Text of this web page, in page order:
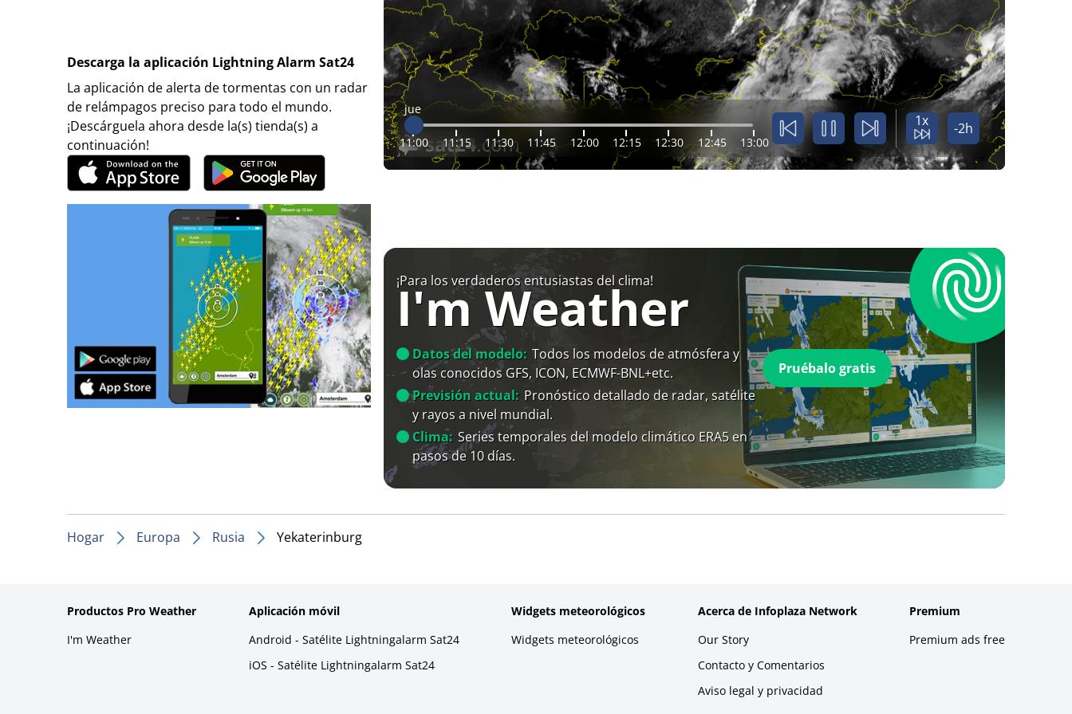
Descarga la aplicación Lightning Alarm Sat24
La aplicación de alerta de tormentas con un radar
de relámpagos preciso para todo el mundo.
¡Descárguela ahora desde la(s) tienda(s) a
continuación!
jue
11:00 11:15 11:30 11:45 12:00 12:15 12:30 12:45 13:00
1x -2h
¡Para los verdaderos entusiastas del clima!
I'm Weather
Datos del modelo: Todos los modelos de atmósfera y
olas conocidos GFS, ICON, ECMWF-BNL+etc.
Previsión actual: Pronóstico detallado de radar, satélite
y rayos a nivel mundial.
Clima: Series temporales del modelo climático ERA5 en
pasos de 10 días.
Pruébalo gratis
Hogar Europa Rusia Yekaterinburg
Productos Pro Weather
I'm Weather
Aplicación móvil
Android - Satélite Lightningalarm Sat24
iOS - Satélite Lightningalarm Sat24
Widgets meteorológicos
Widgets meteorológicos
Acerca de Infoplaza Network
Our Story
Contacto y Comentarios
Aviso legal y privacidad
Premium
Premium ads free